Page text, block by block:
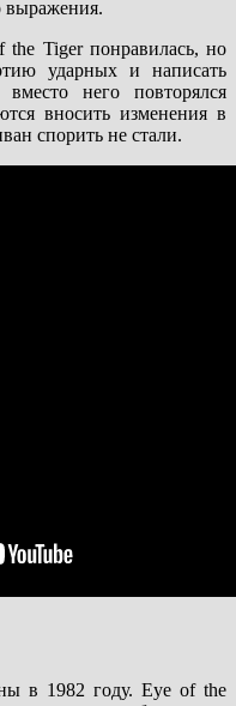
выражения.
the Tiger понравилась, но
ударных и написать
него повторялся
вносить изменения в
спорить не стали.
в 1982 году. Eye of the